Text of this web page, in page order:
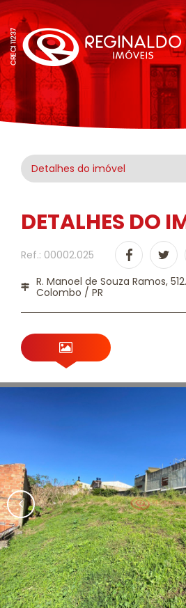
Detalhes do imóvel
DETALHES DO
Ref.: 00002.025
R. Manoel de Souza Ramos,
Colombo / PR